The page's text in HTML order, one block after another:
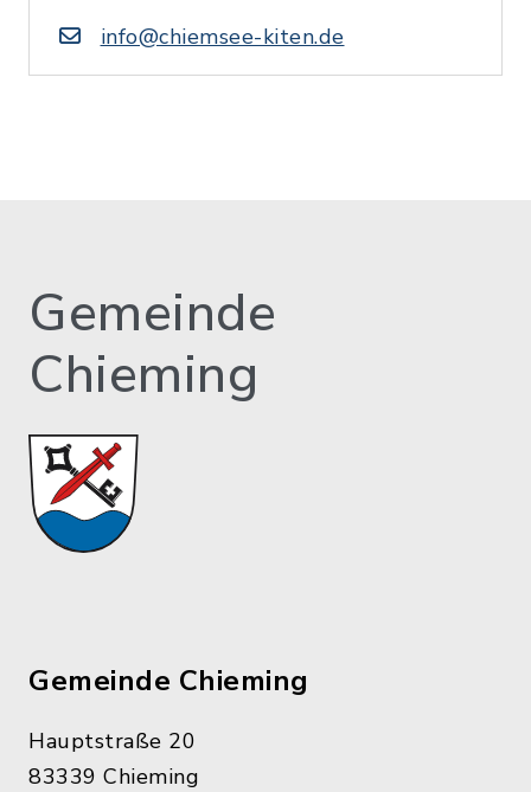
info@chiemsee-kiten.de
Gemeinde
Chieming
Gemeinde Chieming
Hauptstraße 20
83339 Chieming